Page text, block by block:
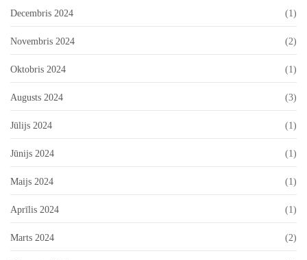
Decembris 2024 (1)
Novembris 2024 (2)
Oktobris 2024 (1)
Augusts 2024 (3)
Jūlijs 2024 (1)
Jūnijs 2024 (1)
Maijs 2024 (1)
Aprīlis 2024 (1)
Marts 2024 (2)